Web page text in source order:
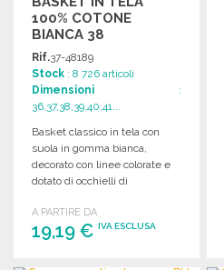
100% COTONE
BIANCA 38
Rif.37-48189
Stock : 8 726 articoli
Dimensioni :
36,37,38,39,40,41...
Basket classico in tela con
suola in gomma bianca,
decorato con linee colorate e
dotato di occhielli di
A PARTIRE DA
19,19 € IVA ESCLUSA